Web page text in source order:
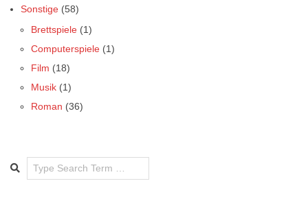
Sonstige (58)
Brettspiele (1)
Computerspiele (1)
Film (18)
Musik (1)
Roman (36)
Search